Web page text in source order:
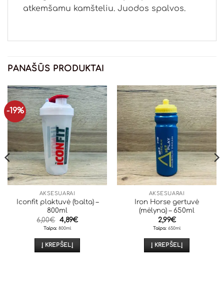
atkemšamu kamšteliu. Juodos spalvos.
PANAŠŪS PRODUKTAI
-19%
AKSESUARAI
Iconfit plaktuvė (balta) –
800ml
6,00€ Original
price
6,00€.
4,89€Current
4,89€.
Talpa: 800ml
Į KREPŠELĮ
AKSESUARAI
Iron Horse gertuvė
(mėlyna) – 650ml
2,99€
Talpa: 650ml
Į KREPŠELĮ